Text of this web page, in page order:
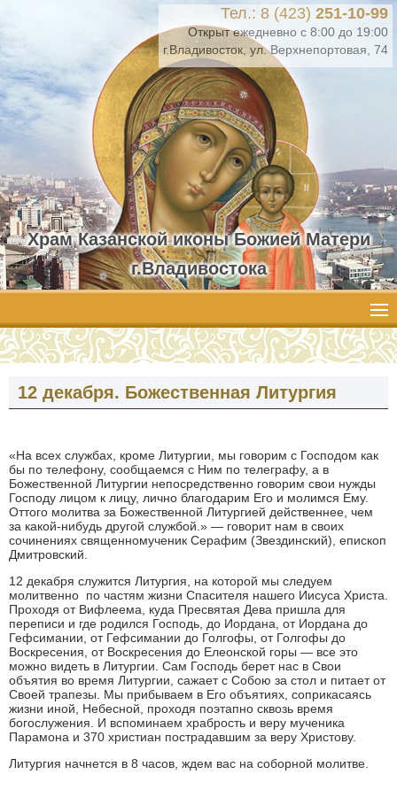
Тел.: 8 (423) 251-10-99
Открыт ежедневно с 8:00 до 19:00
г.Владивосток, ул. Верхнепортовая, 74
Храм Казанской иконы Божией Матери
г.Владивостока
12 декабря. Божественная Литургия
«На всех службах, кроме Литургии, мы говорим с Господом как
бы по телефону, сообщаемся с Ним по телеграфу, а в
Божественной Литургии непосредственно говорим свои нужды
Господу лицом к лицу, лично благодарим Его и молимся Ему.
Оттого молитва за Божественной Литургией действеннее, чем
за какой-нибудь другой службой.» — говорит нам в своих
сочинениях священномученик Серафим (Звездинский), епископ
Дмитровский.
12 декабря служится Литургия, на которой мы следуем
молитвенно по частям жизни Спасителя нашего Иисуса Христа.
Проходя от Вифлеема, куда Пресвятая Дева пришла для
переписи и где родился Господь, до Иордана, от Иордана до
Гефсимании, от Гефсимании до Голгофы, от Голгофы до
Воскресения, от Воскресения до Елеонской горы — все это
можно видеть в Литургии. Сам Господь берет нас в Свои
объятия во время Литургии, сажает с Собою за стол и питает от
Своей трапезы. Мы прибываем в Его объятиях, соприкасаясь
жизни иной, Небесной, проходя поэтапно сквозь время
богослужения. И вспоминаем храбрость и веру мученика
Парамона и 370 христиан пострадавшим за веру Христову.
Литургия начнется в 8 часов, ждем вас на соборной молитве.